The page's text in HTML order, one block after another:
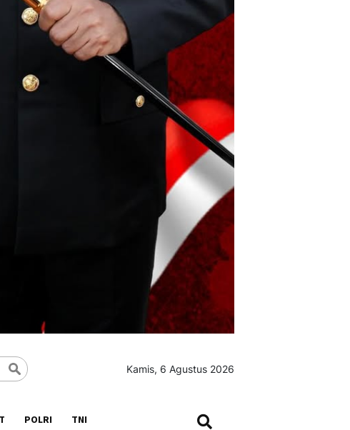
Kamis, 6 Agustus 2026
POLRI TNI